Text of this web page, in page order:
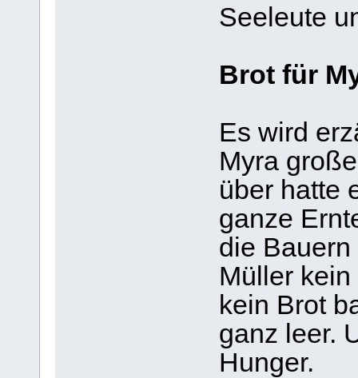
Seeleute
Brot für
Es wird
Myra
über hatte
ganze
die
Müller
kein Brot
ganz leer.
Hunger.